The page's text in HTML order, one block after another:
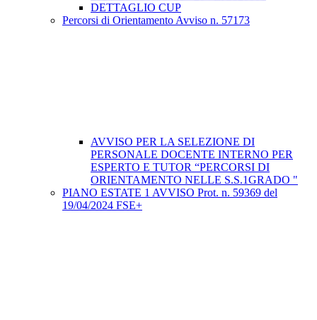
DETTAGLIO CUP
Percorsi di Orientamento Avviso n. 57173
AVVISO PER LA SELEZIONE DI
PERSONALE DOCENTE INTERNO PER
ESPERTO E TUTOR “PERCORSI DI
ORIENTAMENTO NELLE S.S.1GRADO "
PIANO ESTATE 1 AVVISO Prot. n. 59369 del
19/04/2024 FSE+